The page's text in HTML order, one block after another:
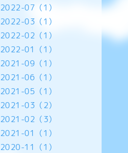
2022-07（1）
2022-03（1）
2022-02（1）
2022-01（1）
2021-09（1）
2021-06（1）
2021-05（1）
2021-03（2）
2021-02（3）
2021-01（1）
2020-11（1）